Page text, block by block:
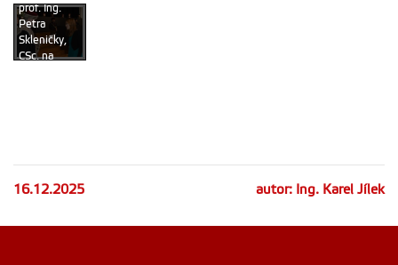
prof. Ing.
Petra
Skleničky,
CSc. na
16.12.2025 autor: Ing. Karel Jílek